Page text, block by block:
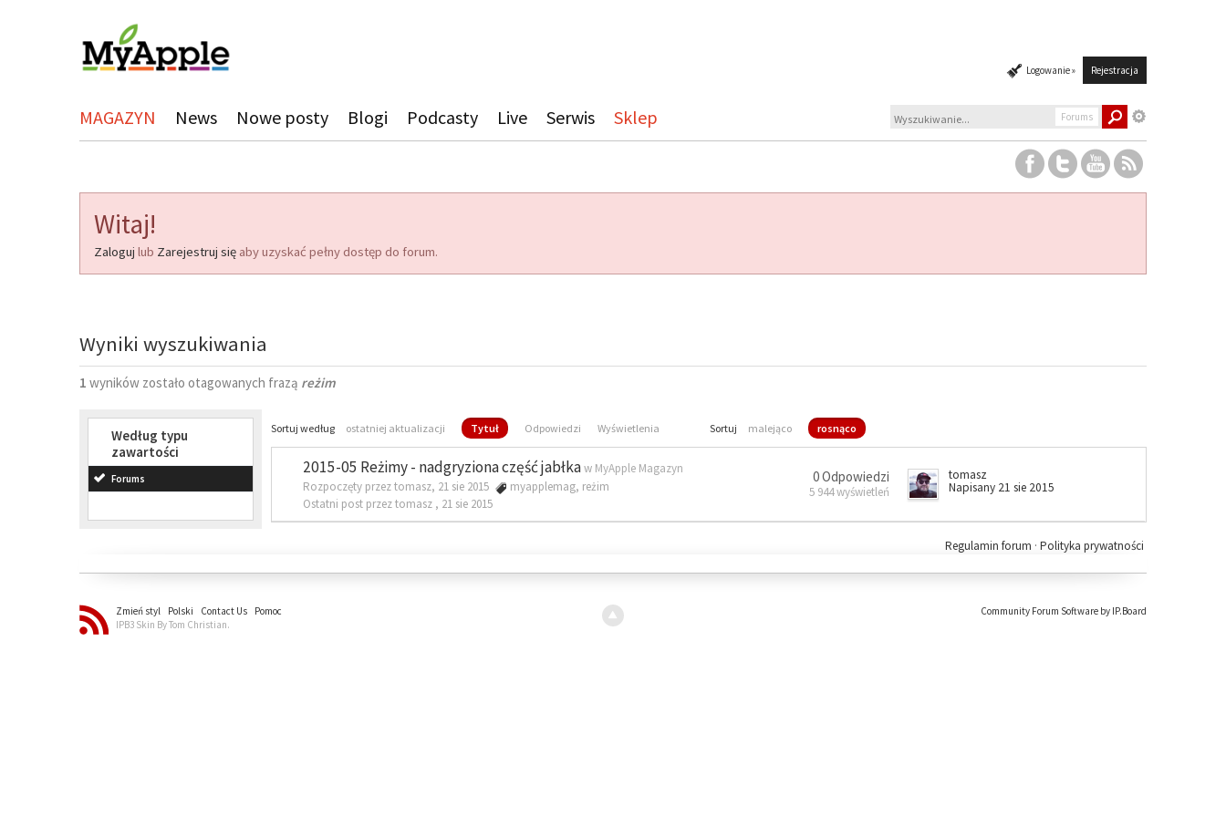
Logowanie » Rejestracja
MAGAZYN News Nowe posty Blogi Podcasty Live Serwis Sklep Forums
Witaj!
Zaloguj lub Zarejestruj się aby uzyskać pełny dostęp do forum.
Wyniki wyszukiwania
1 wyników zostało otagowanych frazą reżim
Według typu
zawartości
Forums
Sortuj według ostatniej aktualizacji Tytuł Odpowiedzi Wyświetlenia Sortuj malejąco rosnąco
2015-05 Reżimy - nadgryziona część jabłkaw MyApple Magazyn
Rozpoczęty przez tomasz, 21 sie 2015
myapplemag, reżim
Ostatni post przez tomasz , 21 sie 2015
0 Odpowiedzi
5 944 wyświetleń
tomasz
Napisany 21 sie 2015
Polityka prywatności
Regulamin forum ·
Zmień styl Polski Contact Us
Pomoc
IPB3 Skin By Tom Christian.
Community Forum Software by IP.Board